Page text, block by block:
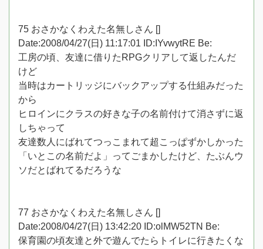
75 おさかなくわえた名無しさん []
Date:2008/04/27(日) 11:17:01 ID:IYvwytRE Be:
工房の頃、友達に借りたRPGクリアして返したんだ
けど
当時はカートリッジにバックアップする仕組みだった
から
ヒロインにクラスの好きな子の名前付けて消さずに返
しちゃって
友達数人にばれてつっこまれて超こっぱずかしかった
「いとこの名前だよ」ってごまかしたけど、たぶんウ
ソだとばれてるだろうな
77 おさかなくわえた名無しさん []
Date:2008/04/27(日) 13:42:20 ID:olMW52TN Be:
保育園の頃友達と外で遊んでたらトイレに行きたくな